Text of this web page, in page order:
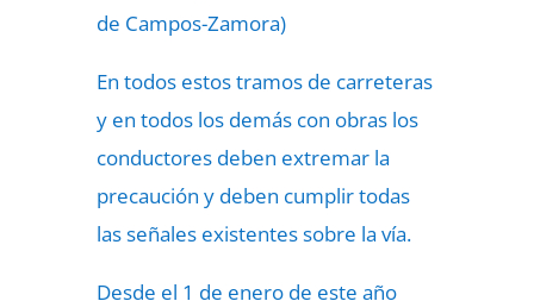
de Campos-Zamora)
En todos estos tramos de carreteras
y en todos los demás con obras los
conductores deben extremar la
precaución y deben cumplir todas
las señales existentes sobre la vía.
Desde el 1 de enero de este año